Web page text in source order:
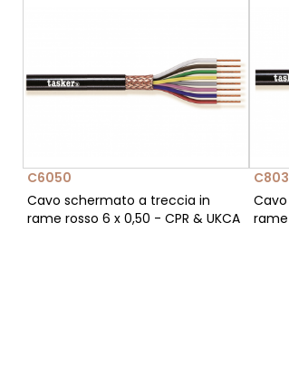
C6050
Cavo schermato a treccia in
rame rosso 6 x 0,50 - CPR & UKCA
rame